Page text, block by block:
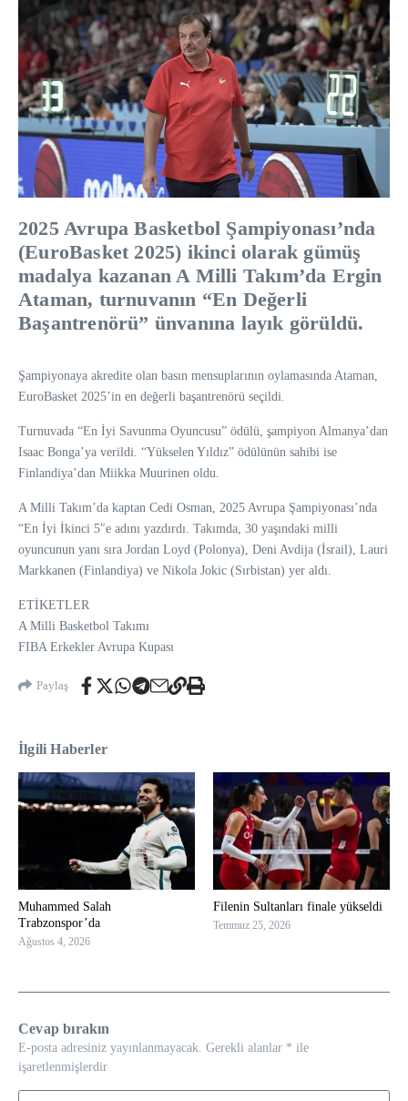
2025 Avrupa Basketbol Şampiyonası’nda
(EuroBasket 2025) ikinci olarak gümüş
madalya kazanan A Milli Takım’da Ergin
Ataman, turnuvanın “En Değerli
Başantrenörü” ünvanına layık görüldü.
Şampiyonaya akredite olan basın mensuplarının oylamasında Ataman,
EuroBasket 2025’in en değerli başantrenörü seçildi.
Turnuvada “En İyi Savunma Oyuncusu” ödülü, şampiyon Almanya’dan
Isaac Bonga’ya verildi. “Yükselen Yıldız” ödülünün sahibi ise
Finlandiya’dan Miikka Muurinen oldu.
A Milli Takım’da kaptan Cedi Osman, 2025 Avrupa Şampiyonası’nda
“En İyi İkinci 5″e adını yazdırdı. Takımda, 30 yaşındaki milli
oyuncunun yanı sıra Jordan Loyd (Polonya), Deni Avdija (İsrail), Lauri
Markkanen (Finlandiya) ve Nikola Jokic (Sırbistan) yer aldı.
ETİKETLER
A Milli Basketbol Takımı
FIBA Erkekler Avrupa Kupası
Paylaş
İlgili Haberler
Muhammed Salah
Trabzonspor’da
Ağustos 4, 2026
Filenin Sultanları finale yükseldi
Temmuz 25, 2026
Cevap bırakın
E-posta adresiniz yayınlanmayacak. Gerekli alanlar * ile
işaretlenmişlerdir